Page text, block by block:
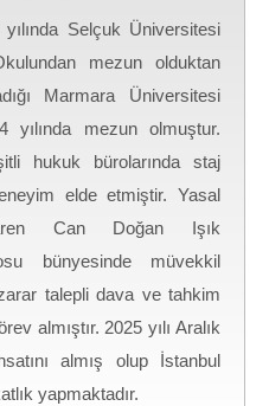
Selçuk Üniversitesi
mezun olduktan
Marmara Üniversitesi
yılında mezun olmuştur.
hukuk bürolarında staj
elde etmiştir. Yasal
Can Doğan Işık
bünyesinde müvekkil
talepli dava ve tahkim
almıştır. 2025 yılı Aralık
almış olup İstanbul
yapmaktadır.